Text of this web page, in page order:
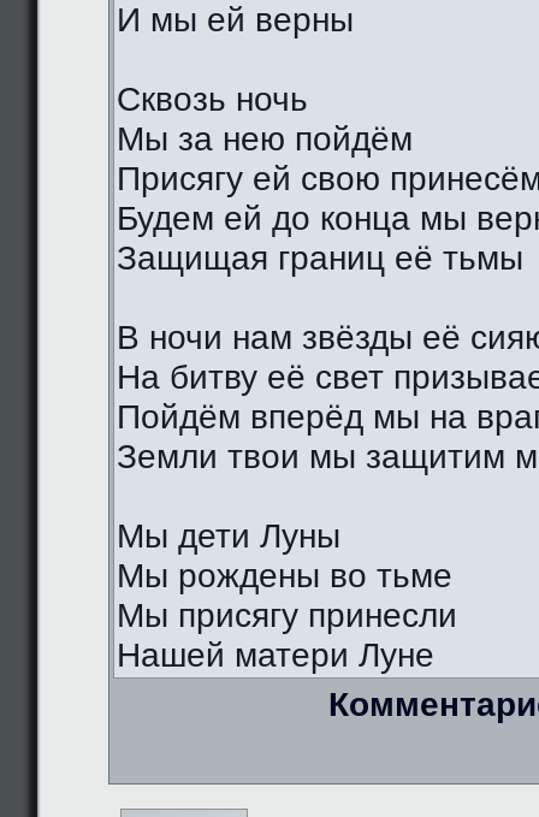
И мы ей верны
Сквозь ночь
Мы за нею пойдём
Присягу ей свою
Будем ей до конца мы
Защищая границ её тьмы
В ночи нам звёзды её
На битву её свет
Пойдём вперёд мы на
Земли твои мы защитим
Мы дети Луны
Мы рождены во тьме
Мы присягу принесли
Нашей матери Луне